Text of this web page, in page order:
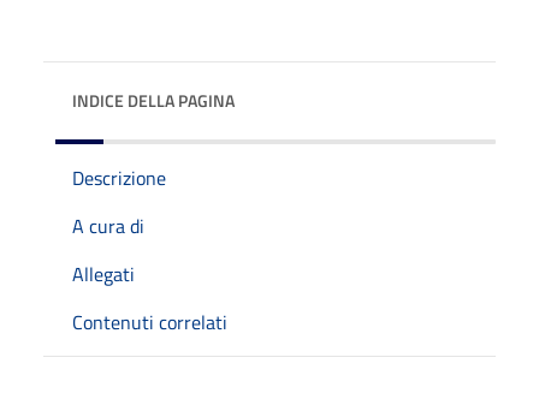
INDICE DELLA PAGINA
Descrizione
A cura di
Allegati
Contenuti correlati